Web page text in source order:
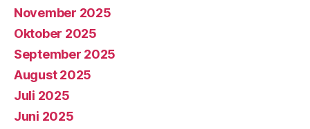
November 2025
Oktober 2025
September 2025
August 2025
Juli 2025
Juni 2025